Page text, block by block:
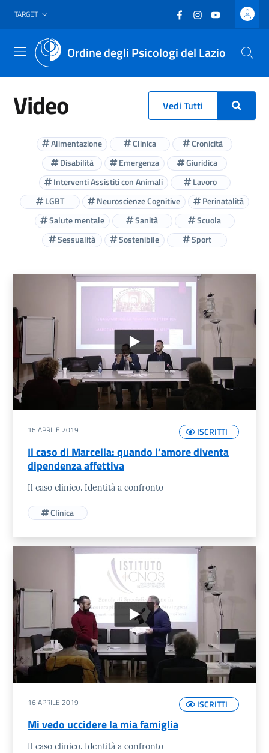
Vai al header
Vai al contenuto principale
Vai al footer
TARGET Facebook
(nuova scheda -
Instagram
(nuova scheda
YouTube
(nuova
Ordine degli Psicologi del Lazio
Menu
Vedi Tutti
Video
Alimentazione Clinica
Cronicità
Disabilità
Emergenza
Giuridica
Interventi Assistiti con Animali
Lavoro
LGBT
Neuroscienze Cognitive
Perinatalità
Salute mentale
Sanità
Scuola
Sessualità
Sostenibile Sport
Elenco Video
ISCRITTI
16 APRILE 2019
Il caso di Marcella: quando l’amore diventa
dipendenza affettiva
Il caso clinico. Identità a confronto
Clinica
ISCRITTI
16 APRILE 2019
Mi vedo uccidere la mia famiglia
Il caso clinico. Identità a confronto